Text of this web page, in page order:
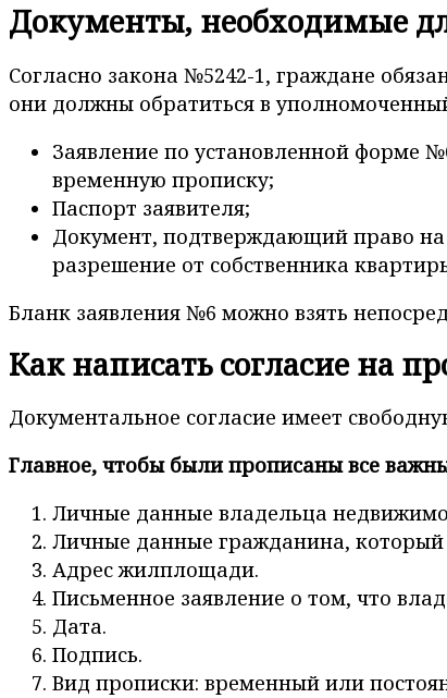
Документы, необходимые
Согласно закона №5242-1, граждане
они должны обратиться в
Заявление по установленной форме
временную прописку;
Паспорт заявителя;
Документ, подтверждающий право на
разрешение от собственника
Бланк заявления №6 можно взять
Как написать согласие на
Документальное согласие имеет
Главное, чтобы были прописаны все
Личные данные владельца
Личные данные гражданина, который
Адрес жилплощади.
Письменное заявление о том, что
Дата.
Подпись.
Вид прописки: временный или